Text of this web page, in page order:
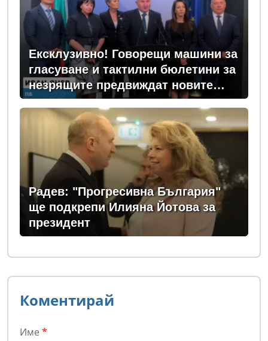
Ексклузивно! Говорещи машини за
гласуване и тактилни бюлетини за
незрящите предвиждат новите
изборни правила! (ВИДЕО)
Радев: "Прогресивна България"
ще подкрепи Илияна Йотова за
президент
Коментирай
Име *